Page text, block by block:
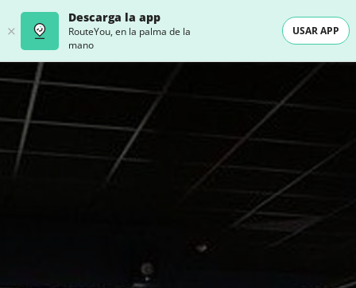
Descarga la app
RouteYou, en la palma de la
mano
USAR APP